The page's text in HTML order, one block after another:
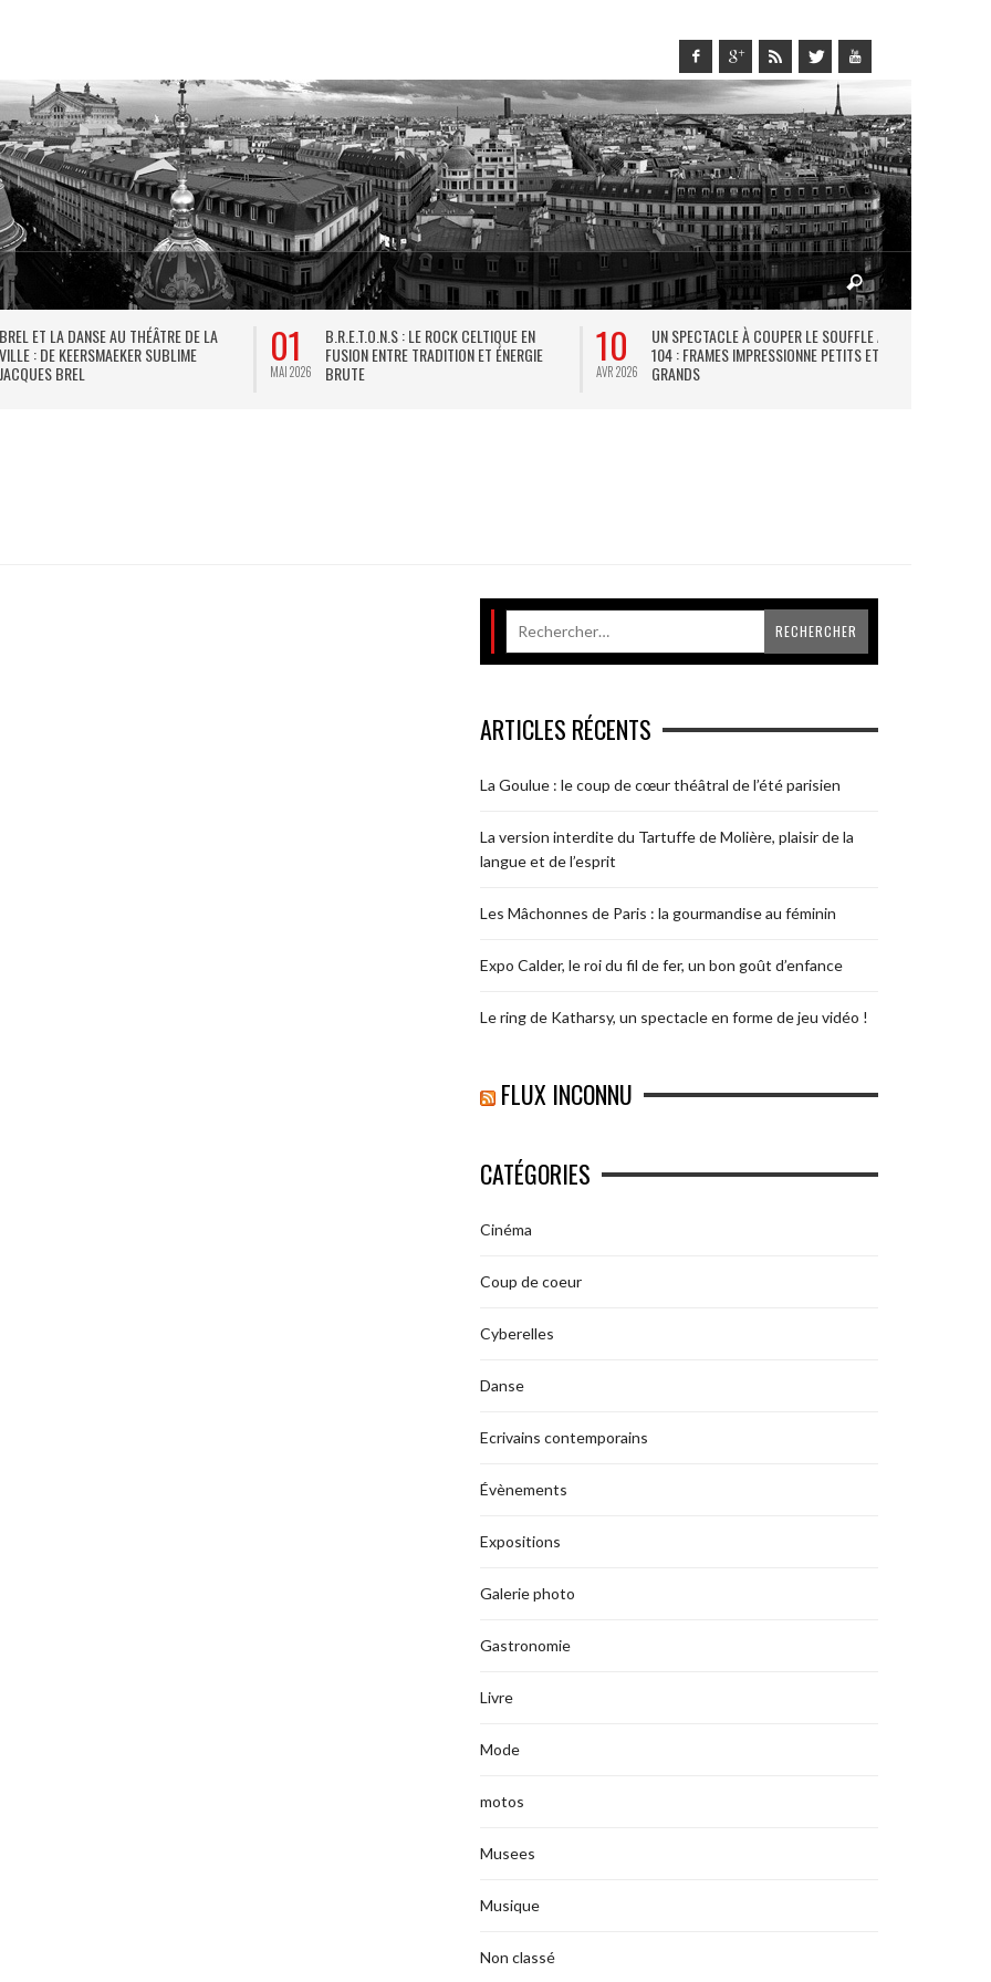
BREL ET LA DANSE AU THÉÂTRE DE LA
VILLE : DE KEERSMAEKER SUBLIME
JACQUES BREL
01
MAI 2026
B.R.E.T.O.N.S : LE ROCK CELTIQUE EN
FUSION ENTRE TRADITION ET ÉNERGIE
BRUTE
10
AVR 2026
UN SPECTACLE À COUPER LE SOUFFLE AU
104 : FRAMES IMPRESSIONNE PETITS ET
GRANDS
ARTICLES RÉCENTS
La Goulue : le coup de cœur théâtral de l’été parisien
La version interdite du Tartuffe de Molière, plaisir de la
langue et de l’esprit
Les Mâchonnes de Paris : la gourmandise au féminin
Expo Calder, le roi du fil de fer, un bon goût d’enfance
Le ring de Katharsy, un spectacle en forme de jeu vidéo !
FLUX INCONNU
CATÉGORIES
Cinéma
Coup de coeur
Cyberelles
Danse
Ecrivains contemporains
Évènements
Expositions
Galerie photo
Gastronomie
Livre
Mode
motos
Musees
Musique
Non classé